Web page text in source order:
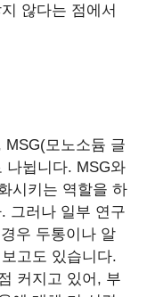
않다는 점에서
모노소듐 글
나뉩니다. MSG와
시키는 역할을 하
그러나 일부 연구
우 두통이나 알
고도 있습니다.
커지고 있어, 부